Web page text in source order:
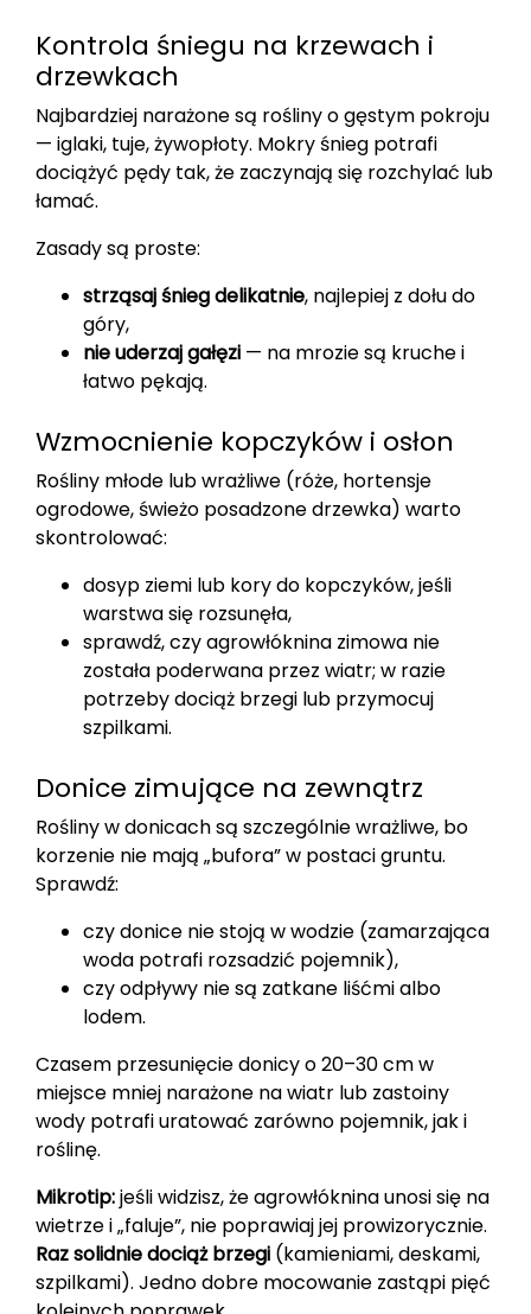
Kontrola śniegu na krzewach i
drzewkach
Najbardziej narażone są rośliny o gęstym pokroju
— iglaki, tuje, żywopłoty. Mokry śnieg potrafi
dociążyć pędy tak, że zaczynają się rozchylać lub
łamać.
Zasady są proste:
strząsaj śnieg delikatnie, najlepiej z dołu do
góry,
nie uderzaj gałęzi — na mrozie są kruche i
łatwo pękają.
Wzmocnienie kopczyków i osłon
Rośliny młode lub wrażliwe (róże, hortensje
ogrodowe, świeżo posadzone drzewka) warto
skontrolować:
dosyp ziemi lub kory do kopczyków, jeśli
warstwa się rozsunęła,
sprawdź, czy agrowłóknina zimowa nie
została poderwana przez wiatr; w razie
potrzeby dociąż brzegi lub przymocuj
szpilkami.
Donice zimujące na zewnątrz
Rośliny w donicach są szczególnie wrażliwe, bo
korzenie nie mają „bufora” w postaci gruntu.
Sprawdź:
czy donice nie stoją w wodzie (zamarzająca
woda potrafi rozsadzić pojemnik),
czy odpływy nie są zatkane liśćmi albo
lodem.
Czasem przesunięcie donicy o 20–30 cm w
miejsce mniej narażone na wiatr lub zastoiny
wody potrafi uratować zarówno pojemnik, jak i
roślinę.
Mikrotip:jeśli widzisz, że agrowłóknina unosi się na
wietrze i „faluje”, nie poprawiaj jej prowizorycznie.
Raz solidnie dociąż brzegi (kamieniami, deskami,
szpilkami). Jedno dobre mocowanie zastąpi pięć